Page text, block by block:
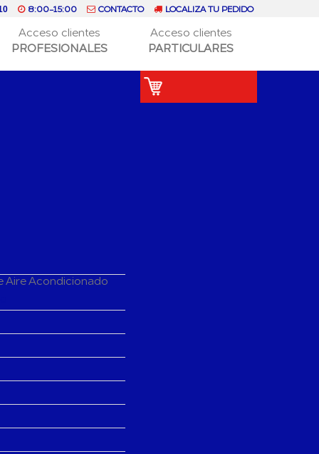
8:00-15:00 CONTACTO LOCALIZA TU PEDIDO
Acceso clientes
PROFESIONALES
Acceso clientes
PARTICULARES
Aire Acondicionado